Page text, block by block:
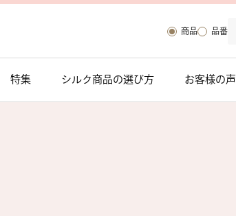
商品 品番
特集 シルク商品の選び方 お客様の声